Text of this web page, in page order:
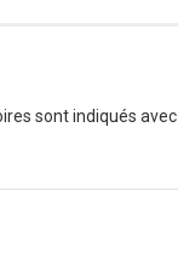
sont indiqués avec